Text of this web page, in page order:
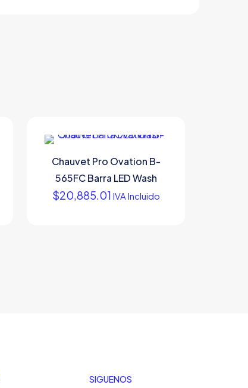
Chauvet Pro Ovation B-
565FC Barra LED Wash
$20,885.01 IVA Incluido
SIGUENOS